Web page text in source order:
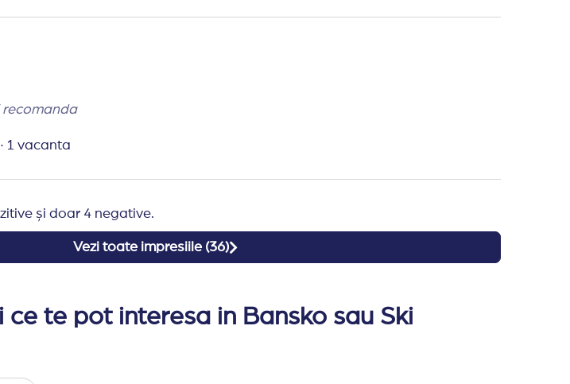
fara o notificare in prealabil.
anumite servicii pot suferi modificari.
recomanda
· 1 vacanta
și doar 4 negative.
Vezi toate impresiile (36)
te pot interesa in Bansko sau Ski